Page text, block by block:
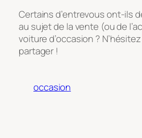
Certains d’entrevous ont-ils
au sujet de la vente (ou de
voiture d’occasion ?
partager !
occasion